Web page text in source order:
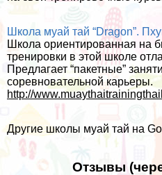
Школа муай тай “Dragon”.
Школа ориентированная на
тренировки в этой школе
Предлагает “пакетные”
соревновательной карьеры.
http://
Другие школы муай тай на
Отзывы